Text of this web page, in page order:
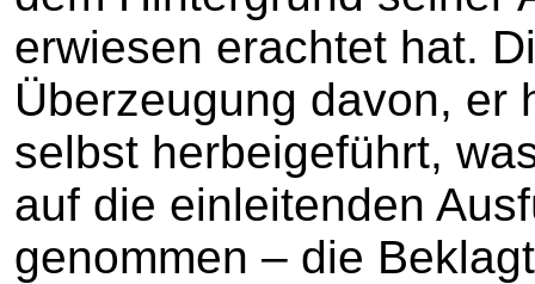
erwiesen erachtet hat.
Überzeugung davon, er
selbst herbeigeführt,
auf die einleitenden
genommen – die